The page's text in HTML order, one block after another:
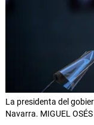
La presidenta del
Navarra. MIGUEL OSÉS